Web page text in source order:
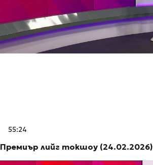
55:24
Премиър лийг токшоу (24.02.2026)